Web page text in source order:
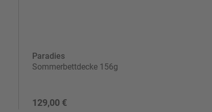
Paradies
Sommerbettdecke 156g
129,00 €